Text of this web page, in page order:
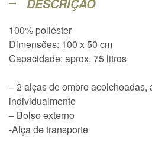
DESCRIÇÃO
100% poliéster
Dimensões: 100 x 50 cm
Capacidade: aprox. 75 litros
– 2 alças de ombro acolchoadas,
individualmente
– Bolso externo
-Alça de transporte